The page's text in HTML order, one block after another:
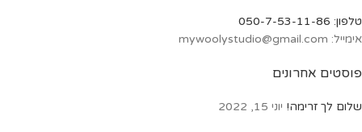
פוסטים אחרונים
שלום לך זרימה! יוני 15, 2022
טלפון: 050-7-53-11-86
אימייל: mywoolystudio@gmail.com